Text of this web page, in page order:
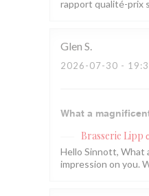
rapport qualité-prix
Glen S
2026-07-30 -
What a
Brasserie Lipp
Hello Sinnott, What
impression on you.